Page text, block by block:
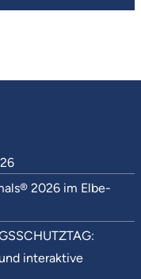
2026 im Elbe-
interaktive